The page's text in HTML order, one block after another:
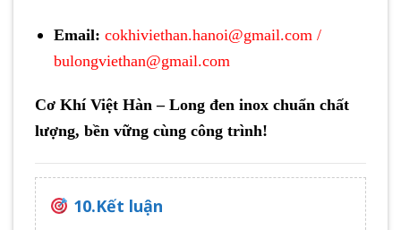
Email: cokhiviethan.hanoi@gmail.com /
bulongviethan@gmail.com
Cơ Khí Việt Hàn – Long đen inox chuẩn chất
lượng, bền vững cùng công trình!
10.Kết luận